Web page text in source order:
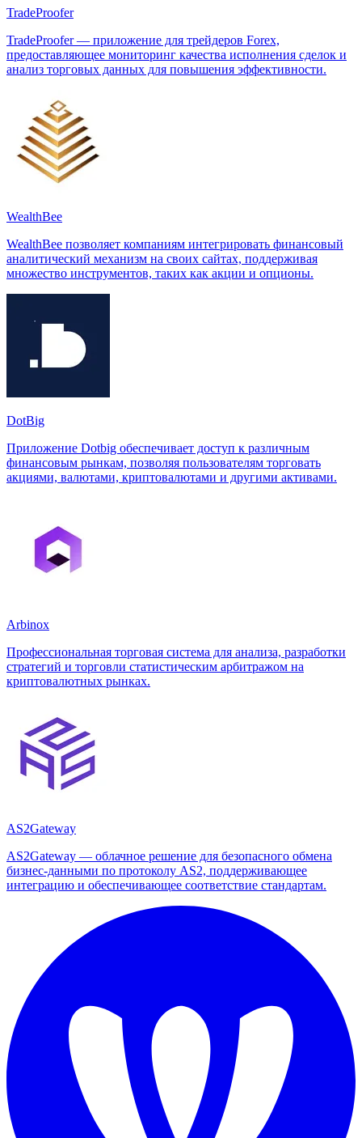
TradeProofer
TradeProofer — приложение для трейдеров Forex,
предоставляющее мониторинг качества исполнения сделок и
анализ торговых данных для повышения эффективности.
WealthBee
WealthBee позволяет компаниям интегрировать финансовый
аналитический механизм на своих сайтах, поддерживая
множество инструментов, таких как акции и опционы.
DotBig
Приложение Dotbig обеспечивает доступ к различным
финансовым рынкам, позволяя пользователям торговать
акциями, валютами, криптовалютами и другими активами.
Arbinox
Профессиональная торговая система для анализа, разработки
стратегий и торговли статистическим арбитражом на
криптовалютных рынках.
AS2Gateway
AS2Gateway — облачное решение для безопасного обмена
бизнес-данными по протоколу AS2, поддерживающее
интеграцию и обеспечивающее соответствие стандартам.